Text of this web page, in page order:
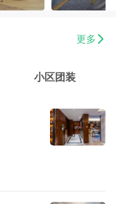
更多
小区团装